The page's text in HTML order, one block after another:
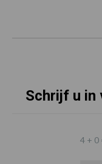
Schrijf u in
4 + 0